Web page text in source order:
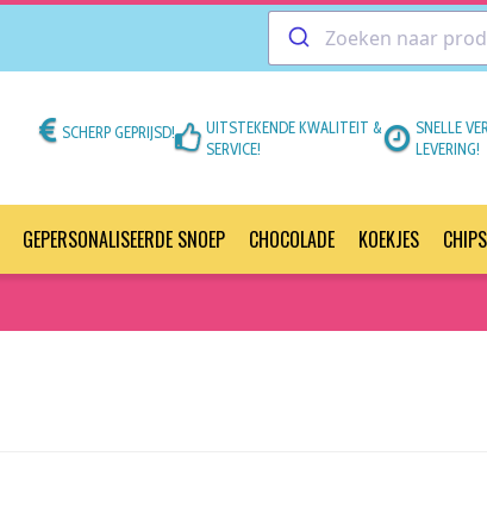
SCHERP GEPRIJSD!
UITSTEKENDE KWALITEIT &
SERVICE!
SNELLE
LEVERING!
GEPERSONALISEERDE SNOEP CHOCOLADE KOEKJES